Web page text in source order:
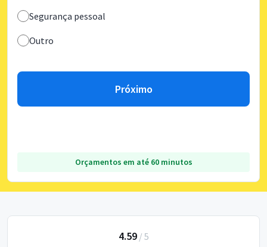
Segurança pessoal
Outro
Próximo
Orçamentos em até 60 minutos
4.59/ 5